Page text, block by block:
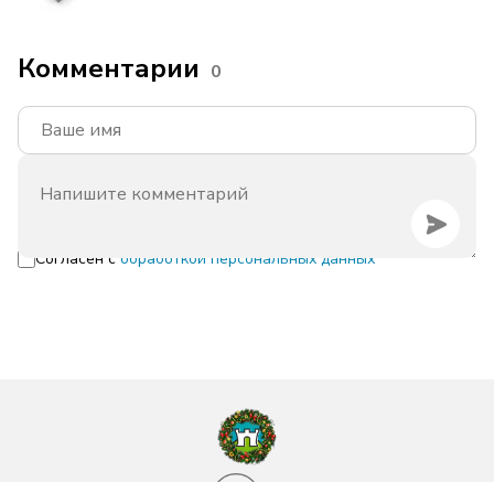
Комментарии 0
Согласен с обработкой персональных данных